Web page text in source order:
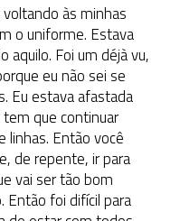
às minhas
o uniforme. Estava
aquilo. Foi um déjà vu,
eu não sei se
Eu estava afastada
que continuar
linhas. Então você
de repente, ir para
vai ser tão bom
Então foi difícil para